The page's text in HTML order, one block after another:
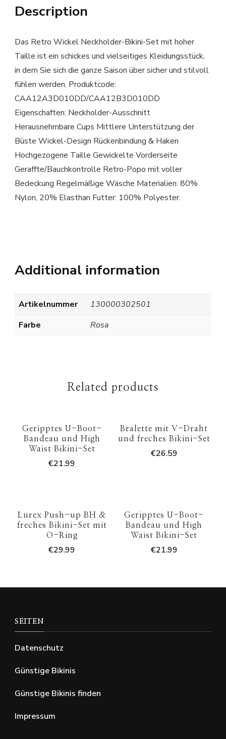
Description
Das Retro Wickel Neckholder-Bikini-Set mit hoher
Taille ist ein schickes und vielseitiges Kleidungsstück,
in dem Sie sich die ganze Saison über sicher und stilvoll
fühlen werden. Produktcode:
CAA12A3D010DD/CAA12B3D010DD
Eigenschaften: Neckholder-Ausschnitt
Herausnehmbare Cups Mittlere Unterstützung der
Büste Wickel-Design Rückenbindung & Haken
Hochgezogene Taille Gewickelte Vorderseite
Geraffte/Bauchkontrolle Retro-Popo mit voller
Bedeckung Regelmäßige Wäsche Materialien: 80%
Nylon, 20% Elasthan Futter: 100% Polyester.
Additional information
Artikelnummer
130000302501
Farbe
Rosa
Related products
Geripptes U-Boot-
Bandeau und High
Waist Bikini-Set
€21.99
Bralette mit V-Draht
und freches Bikini-Set
€26.59
Lurex Push-up BH &
freches Bikini-Set mit
O-Ring
€29.99
Geripptes U-Boot-
Bandeau und High
Waist Bikini-Set
€21.99
SEITEN
Datenschutz
Günstige Bikinis
Günstige Bikinis finden
Impressum